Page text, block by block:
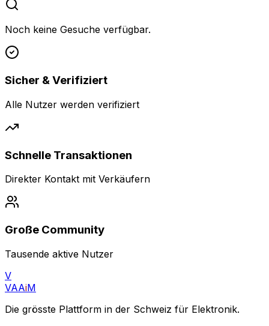
Noch keine Gesuche verfügbar.
Sicher & Verifiziert
Alle Nutzer werden verifiziert
Schnelle Transaktionen
Direkter Kontakt mit Verkäufern
Große Community
Tausende aktive Nutzer
V
VAAiM
Die grösste Plattform in der Schweiz für Elektronik.